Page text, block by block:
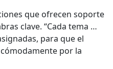
que ofrecen soporte
clave. “Cada tema …
para que el
por la